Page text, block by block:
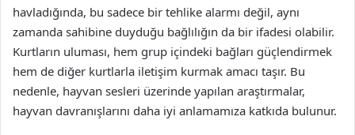
havladığında, bu sadece bir tehlike alarmı değil, aynı
zamanda sahibine duyduğu bağlılığın da bir ifadesi olabilir.
Kurtların uluması, hem grup içindeki bağları güçlendirmek
hem de diğer kurtlarla iletişim kurmak amacı taşır. Bu
nedenle, hayvan sesleri üzerinde yapılan araştırmalar,
hayvan davranışlarını daha iyi anlamamıza katkıda bulunur.